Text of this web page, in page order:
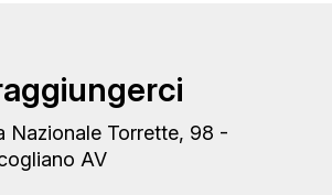
Nazionale Torrette, 98 -
AV